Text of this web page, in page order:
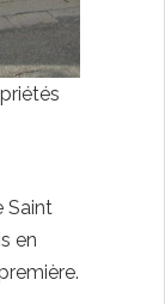
Saint
en